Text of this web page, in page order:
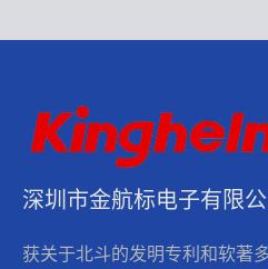
深圳市金航标电子有限
获关于北斗的发明专利和软著